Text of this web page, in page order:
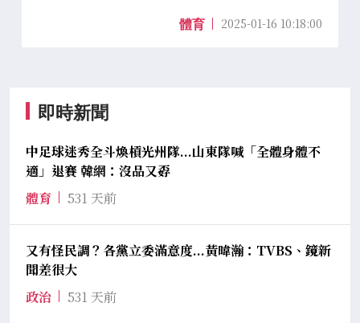
體育 2025-01-16 10:18:00
即時新聞
中足球迷秀全斗煥槓光州隊...山東隊喊「全體身體不
適」退賽 韓網：沒品又孬
體育
531 天前
又有怪民調？各黨立委滿意度...黃暐瀚：TVBS、鏡新
聞差很大
政治
531 天前